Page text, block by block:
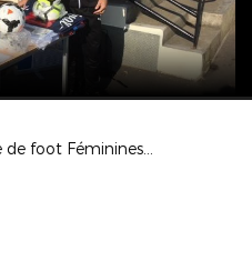
Label Ecole de foot Féminines - RC Fléchois